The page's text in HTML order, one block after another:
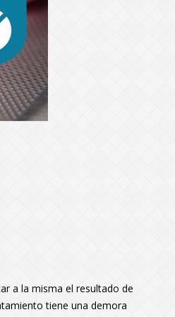
a la misma el resultado de
tiene una demora